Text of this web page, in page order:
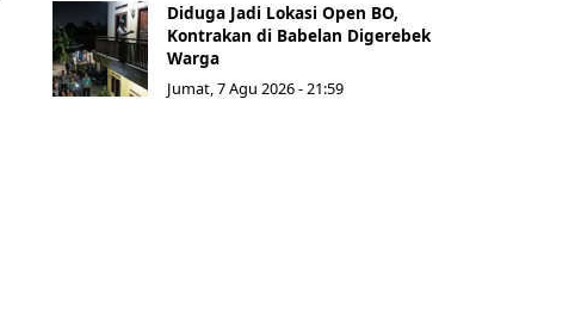
Diduga Jadi Lokasi Open BO,
Kontrakan di Babelan Digerebek
Warga
Jumat, 7 Agu 2026 - 21:59